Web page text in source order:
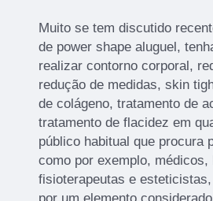
Muito se tem discutido
de power shape aluguel,
realizar contorno corporal,
redução de medidas, skin
de colágeno, tratamento de
tratamento de flacidez em
público habitual que procura
como por exemplo, médicos,
fisioterapeutas e